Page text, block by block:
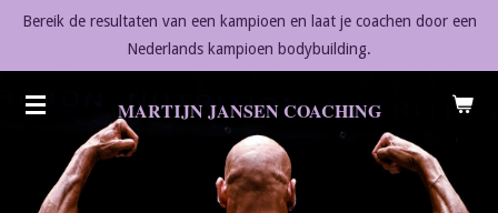
Ga
de
hoofdinhoud
MARTIJN JANSEN COACHING
Bereik de resultaten van een kampioen en laat je coachen door een
Nederlands kampioen bodybuilding.